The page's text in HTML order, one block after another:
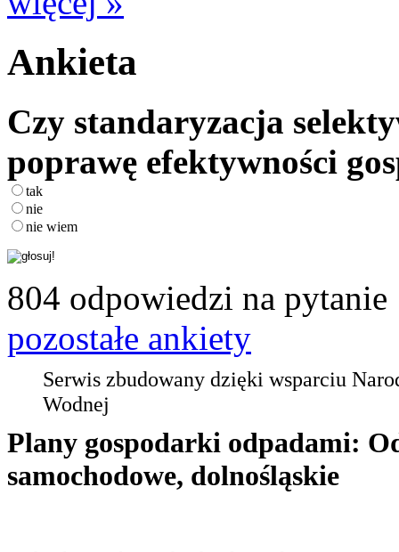
Ankieta
Czy standaryzacja
poprawę efektywności
tak
nie
nie wiem
804 odpowiedzi na pytanie
pozostałe ankiety
Serwis zbudowany dzięki wsparciu
Wodnej
Plany gospodarki odpadami:
samochodowe, dolnośląskie